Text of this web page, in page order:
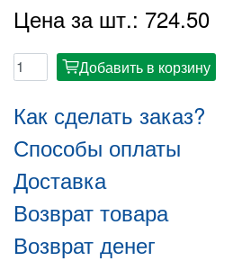
Цена за шт.: 724.50
cartДобавить в корзину
Как сделать заказ?
Способы оплаты
Доставка
Возврат товара
Возврат денег